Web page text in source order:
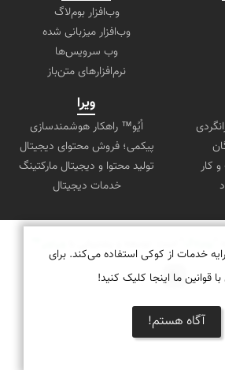
وب‌افزار بوم‌لاگ
وب‌افزار میزبانی شده
وب سرویس‌ها
نرم‌افزارهای متن‌باز
کار
ویرا
اُیُو™ راهکار هوشمندسازی
پیکمی؛ فروش محتوای دیجیتال
تولید محتوا و دیجیتال مارکتینگ
خدمات دیجیتال
خدمات از کوکی استفاده می‌کند. برای
قوانین ما اینجا کلیک کنید!
آگاه هستم!